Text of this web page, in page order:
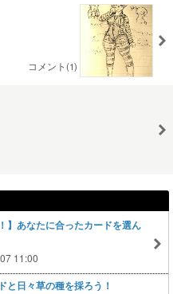
コメント(1)
】あなたに合ったカードを選ん
11:00
と日々草の種を採ろう！